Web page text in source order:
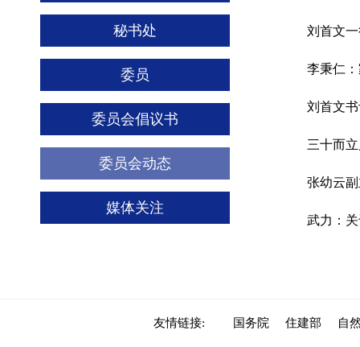
秘书处
委员
委员会倡议书
委员会动态
媒体关注
刘首文
刘首文
三十而
张幼云
武力：
友情链接: 国务院 住建部 自